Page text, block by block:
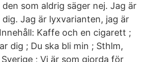
som aldrig säger nej. Jag är
Jag är lyxvarianten, jag är
Kaffe och en cigarett ;
dig ; Du ska bli min ; Sthlm,
; Vi är som gjorda för